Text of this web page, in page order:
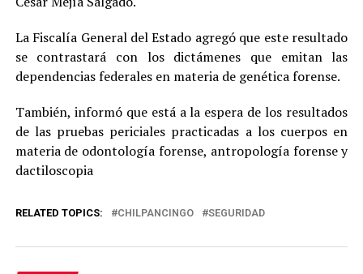
La Fiscalía General del Estado agregó que este resultado
se contrastará con los dictámenes que emitan las
dependencias federales en materia de genética forense.
También, informó que está a la espera de los resultados
de las pruebas periciales practicadas a los cuerpos en
materia de odontología forense, antropología forense y
dactiloscopia
RELATED TOPICS: CHILPANCINGO SEGURIDAD